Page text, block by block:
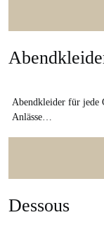
Abendkleider für jede
Anlässe…
Dessous